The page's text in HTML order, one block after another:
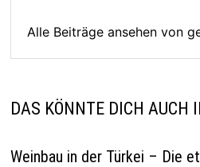
Alle Beiträge ansehen von
DAS KÖNNTE DICH AUCH
Weinbau in der Türkei – Die